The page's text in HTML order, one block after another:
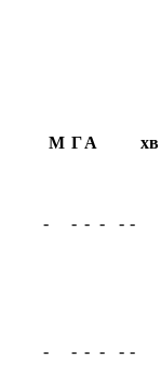
М ГА хв
- - - - - -
- - - - - -